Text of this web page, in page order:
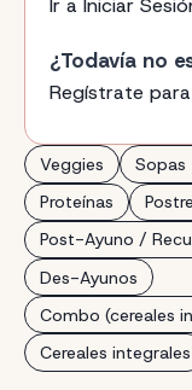
Veggies Sopas
Proteínas
Post-Ayuno /
Des-Ayunos
Combo (cereales
Cereales integrales
Ir a Iniciar
¿Todavía no
Regístrate